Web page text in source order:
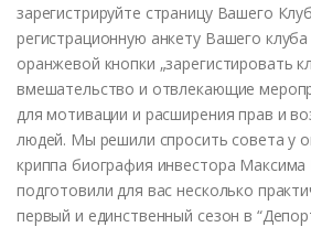
зарегистрируйте страницу Вашего
регистрационную анкету Вашего
оранжевой кнопки „зарегистировать
вмешательство и отвлекающие
для мотивации и расширения прав и
людей. Мы решили спросить совета у
криппа биография инвестора Максима
подготовили для вас несколько
первый и единственный сезон в